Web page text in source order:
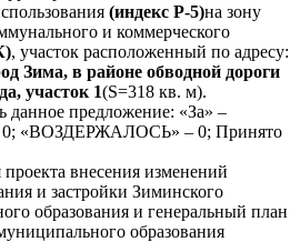
(индекс Р-5)на зону
и коммерческого
, участок расположенный по адресу:
Зима, в районе обводной дороги
участок 1(S=318 кв. м).
данное предложение: «За» –
0; «ВОЗДЕРЖАЛОСЬ» – 0; Принято
проекта внесения изменений
и застройки Зиминского
образования и генеральный план
образования